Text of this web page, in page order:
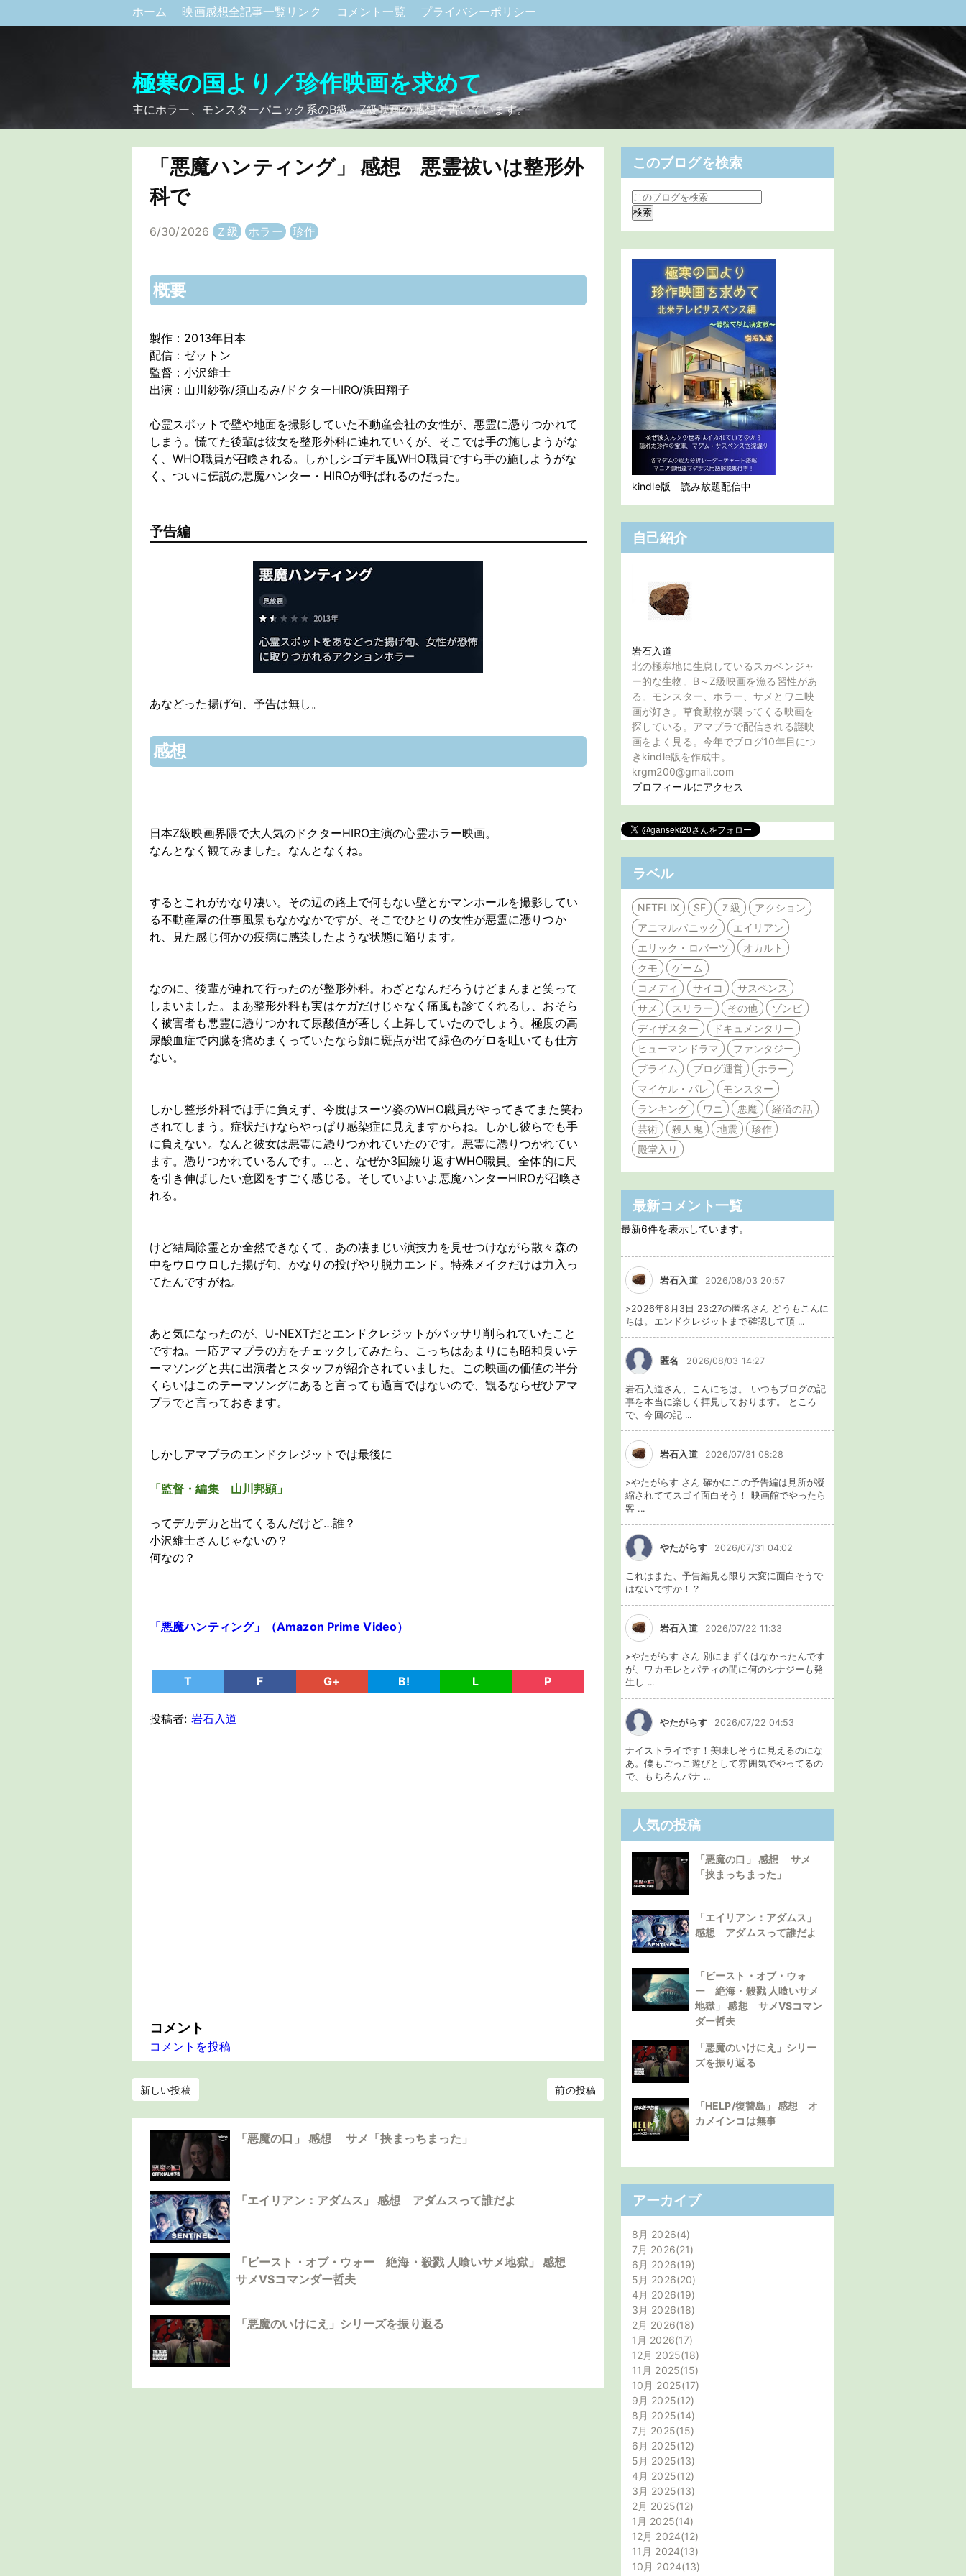
ホーム 映画感想全記事一覧リンク コメント一覧 プライバシーポリシー
極寒の国より／珍作映画を求めて
主にホラー、モンスターパニック系のB級～Z級映画の感想を書いています。
「悪魔ハンティング」 感想 悪霊祓いは整形外
科で
6/30/2026 Ｚ級 ホラー 珍作
概要
製作：2013年日本
配信：ゼットン
監督：小沢維士
出演：山川紗弥/須山るみ/ドクターHIRO/浜田翔子
心霊スポットで壁や地面を撮影していた不動産会社の女性が、悪霊に憑りつかれて
しまう。慌てた後輩は彼女を整形外科に連れていくが、そこでは手の施しようがな
く、WHO職員が召喚される。しかしシゴデキ風WHO職員ですら手の施しようがな
く、ついに伝説の悪魔ハンター・HIROが呼ばれるのだった。
予告編
あなどった揚げ句、予告は無し。
感想
日本Z級映画界隈で大人気のドクターHIRO主演の心霊ホラー映画。
なんとなく観てみました。なんとなくね。
するとこれがかなり凄い。その辺の路上で何もない壁とかマンホールを撮影してい
る不動産屋の仕事風景もなかなかですが、そこでひとりの女性が悪霊に憑りつか
れ、見た感じ何かの疫病に感染したような状態に陥ります。
なのに、後輩が連れて行ったのが整形外科。わざとなんだろうけどまんまと笑って
しまいました。まあ整形外科も実はケガだけじゃなく痛風も診てくれるし、おそら
く被害者も悪霊に憑りつかれて尿酸値が著しく上昇していたのでしょう。極度の高
尿酸血症で内臓を痛めまくっていたなら顔に斑点が出て緑色のゲロを吐いても仕方
ない。
しかし整形外科では手に負えず、今度はスーツ姿のWHO職員がやってきてまた笑わ
されてしまう。症状だけならやっぱり感染症に見えますからね。しかし彼らでも手
に負えない。なんと彼女は悪霊に憑りつかれていたのです。悪霊に憑りつかれてい
ます。憑りつかれているんです。…と、なぜか3回繰り返すWHO職員。全体的に尺
を引き伸ばしたい意図をすごく感じる。そしていよいよ悪魔ハンターHIROが召喚さ
れる。
けど結局除霊とか全然できなくて、あの凄まじい演技力を見せつけながら散々森の
中をウロウロした揚げ句、かなりの投げやり脱力エンド。特殊メイクだけは力入っ
てたんですがね。
あと気になったのが、U-NEXTだとエンドクレジットがバッサリ削られていたこと
ですね。一応アマプラの方をチェックしてみたら、こっちはあまりにも昭和臭いテ
ーマソングと共に出演者とスタッフが紹介されていました。この映画の価値の半分
くらいはこのテーマソングにあると言っても過言ではないので、観るならぜひアマ
プラでと言っておきます。
しかしアマプラのエンドクレジットでは最後に
「監督・編集 山川邦顕」
ってデカデカと出てくるんだけど…誰？
小沢維士さんじゃないの？
何なの？
「悪魔ハンティング」（Amazon Prime Video）
T F G+ B! L P
投稿者: 岩石入道
コメント
コメントを投稿
新しい投稿 前の投稿
「悪魔の口」 感想 サメ「挟まっちまった」
「エイリアン：アダムス」 感想 アダムスって誰だよ
「ビースト・オブ・ウォー 絶海・殺戮 人喰いサメ地獄」 感想
サメVSコマンダー哲夫
「悪魔のいけにえ」シリーズを振り返る
このブログを検索
kindle版 読み放題配信中
自己紹介
岩石入道
北の極寒地に生息しているスカベンジャ
ー的な生物。B～Z級映画を漁る習性があ
る。モンスター、ホラー、サメとワニ映
画が好き。草食動物が襲ってくる映画を
探している。アマプラで配信される謎映
画をよく見る。今年でブログ10年目につ
きkindle版を作成中。
krgm200@gmail.com
プロフィールにアクセス
ラベル
NETFLIX SF Ｚ級
アクション
アニマルパニック
エイリアン
エリック・ロバーツ
オカルト
クモ
ゲーム
コメディ
サイコ
サスペンス
サメ
スリラー その他
ゾンビ
ディザスター
ドキュメンタリー
ヒューマンドラマ
ファンタジー
プライム
ブログ運営
ホラー
マイケル・パレ
モンスター
ランキング
ワニ 悪魔
経済の話
芸術
殺人鬼 地震
珍作
殿堂入り
最新コメント一覧
最新6件を表示しています。
岩石入道 2026/08/03 20:57
>2026年8月3日 23:27の匿名さん どうもこんに
ちは。エンドクレジットまで確認して頂 ...
匿名 2026/08/03 14:27
岩石入道さん、こんにちは。 いつもブログの記
事を本当に楽しく拝見しております。 ところ
で、今回の記 ...
岩石入道 2026/07/31 08:28
>やたがらす さん 確かにこの予告編は見所が凝
縮されててスゴイ面白そう！ 映画館でやったら
客 ...
やたがらす 2026/07/31 04:02
これはまた、予告編見る限り大変に面白そうで
はないですか！？
岩石入道 2026/07/22 11:33
>やたがらす さん 別にまずくはなかったんです
が、ワカモレとパティの間に何のシナジーも発
生し ...
やたがらす 2026/07/22 04:53
ナイストライです！美味しそうに見えるのにな
あ。僕もごっこ遊びとして雰囲気でやってるの
で、もちろんバナ ...
人気の投稿
「悪魔の口」 感想 サメ
「挟まっちまった」
「エイリアン：アダムス」
感想 アダムスって誰だよ
「ビースト・オブ・ウォ
ー 絶海・殺戮 人喰いサメ
地獄」 感想 サメVSコマン
ダー哲夫
「悪魔のいけにえ」シリー
ズを振り返る
「HELP/復讐島」 感想 オ
カメインコは無事
アーカイブ
8月 2026 4
7月 2026 21
6月 2026 19
5月 2026 20
4月 2026 19
3月 2026 18
2月 2026 18
1月 2026 17
12月 2025 18
11月 2025 15
10月 2025 17
9月 2025 12
8月 2025 14
7月 2025 15
6月 2025 12
5月 2025 13
4月 2025 12
3月 2025 13
2月 2025 12
1月 2025 14
12月 2024 12
11月 2024 13
10月 2024 13